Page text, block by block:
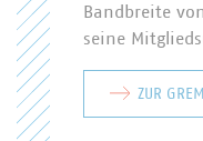
Bandbreite
seine
ZUR